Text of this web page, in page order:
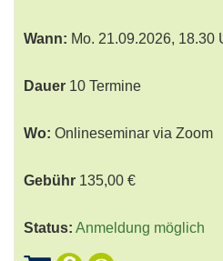
Wann: Mo. 21.09.2026, 18.30
Dauer 10 Termine
Wo: Onlineseminar via Zoom
Gebühr 135,00 €
Status: Anmeldung möglich